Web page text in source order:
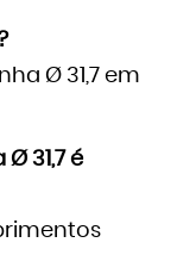
Ø 31,7 em
31,7 é